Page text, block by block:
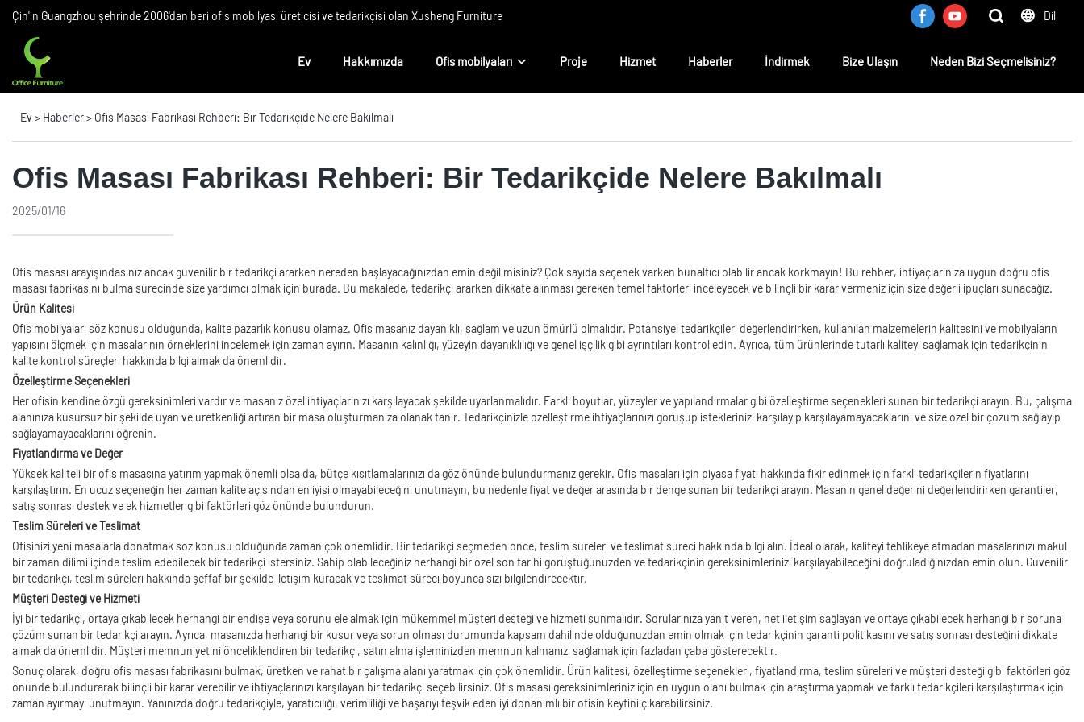
Çin'in Guangzhou şehrinde 2006'dan beri ofis mobilyası üreticisi ve tedarikçisi olan Xusheng Furniture Dil
Ev Hakkımızda Ofis mobilyaları Proje Hizmet Haberler İndirmek Bize Ulaşın Neden Bizi Seçmelisiniz?
Ev > Haberler> Ofis Masası Fabrikası Rehberi: Bir Tedarikçide Nelere Bakılmalı
Ofis Masası Fabrikası Rehberi: Bir Tedarikçide Nelere Bakılmalı
2025/01/16
Ofis masası arayışındasınız ancak güvenilir bir tedarikçi ararken nereden başlayacağınızdan emin değil misiniz? Çok sayıda seçenek varken bunaltıcı olabilir ancak korkmayın! Bu rehber, ihtiyaçlarınıza uygun doğru ofis
masası fabrikasını bulma sürecinde size yardımcı olmak için burada. Bu makalede, tedarikçi ararken dikkate alınması gereken temel faktörleri inceleyecek ve bilinçli bir karar vermeniz için size değerli ipuçları sunacağız.
Ürün Kalitesi
Ofis mobilyaları söz konusu olduğunda, kalite pazarlık konusu olamaz. Ofis masanız dayanıklı, sağlam ve uzun ömürlü olmalıdır. Potansiyel tedarikçileri değerlendirirken, kullanılan malzemelerin kalitesini ve mobilyaların
yapısını ölçmek için masalarının örneklerini incelemek için zaman ayırın. Masanın kalınlığı, yüzeyin dayanıklılığı ve genel işçilik gibi ayrıntıları kontrol edin. Ayrıca, tüm ürünlerinde tutarlı kaliteyi sağlamak için tedarikçinin
kalite kontrol süreçleri hakkında bilgi almak da önemlidir.
Özelleştirme Seçenekleri
Her ofisin kendine özgü gereksinimleri vardır ve masanız özel ihtiyaçlarınızı karşılayacak şekilde uyarlanmalıdır. Farklı boyutlar, yüzeyler ve yapılandırmalar gibi özelleştirme seçenekleri sunan bir tedarikçi arayın. Bu, çalışma
alanınıza kusursuz bir şekilde uyan ve üretkenliği artıran bir masa oluşturmanıza olanak tanır. Tedarikçinizle özelleştirme ihtiyaçlarınızı görüşüp isteklerinizi karşılayıp karşılayamayacaklarını ve size özel bir çözüm sağlayıp
sağlayamayacaklarını öğrenin.
Fiyatlandırma ve Değer
Yüksek kaliteli bir ofis masasına yatırım yapmak önemli olsa da, bütçe kısıtlamalarınızı da göz önünde bulundurmanız gerekir. Ofis masaları için piyasa fiyatı hakkında fikir edinmek için farklı tedarikçilerin fiyatlarını
karşılaştırın. En ucuz seçeneğin her zaman kalite açısından en iyisi olmayabileceğini unutmayın, bu nedenle fiyat ve değer arasında bir denge sunan bir tedarikçi arayın. Masanın genel değerini değerlendirirken garantiler,
satış sonrası destek ve ek hizmetler gibi faktörleri göz önünde bulundurun.
Teslim Süreleri ve Teslimat
Ofisinizi yeni masalarla donatmak söz konusu olduğunda zaman çok önemlidir. Bir tedarikçi seçmeden önce, teslim süreleri ve teslimat süreci hakkında bilgi alın. İdeal olarak, kaliteyi tehlikeye atmadan masalarınızı makul
bir zaman dilimi içinde teslim edebilecek bir tedarikçi istersiniz. Sahip olabileceğiniz herhangi bir özel son tarihi görüştüğünüzden ve tedarikçinin gereksinimlerinizi karşılayabileceğini doğruladığınızdan emin olun. Güvenilir
bir tedarikçi, teslim süreleri hakkında şeffaf bir şekilde iletişim kuracak ve teslimat süreci boyunca sizi bilgilendirecektir.
Müşteri Desteği ve Hizmeti
İyi bir tedarikçi, ortaya çıkabilecek herhangi bir endişe veya sorunu ele almak için mükemmel müşteri desteği ve hizmeti sunmalıdır. Sorularınıza yanıt veren, net iletişim sağlayan ve ortaya çıkabilecek herhangi bir soruna
çözüm sunan bir tedarikçi arayın. Ayrıca, masanızda herhangi bir kusur veya sorun olması durumunda kapsam dahilinde olduğunuzdan emin olmak için tedarikçinin garanti politikasını ve satış sonrası desteğini dikkate
almak da önemlidir. Müşteri memnuniyetini önceliklendiren bir tedarikçi, satın alma işleminizden memnun kalmanızı sağlamak için fazladan çaba gösterecektir.
Sonuç olarak, doğru ofis masası fabrikasını bulmak, üretken ve rahat bir çalışma alanı yaratmak için çok önemlidir. Ürün kalitesi, özelleştirme seçenekleri, fiyatlandırma, teslim süreleri ve müşteri desteği gibi faktörleri göz
önünde bulundurarak bilinçli bir karar verebilir ve ihtiyaçlarınızı karşılayan bir tedarikçi seçebilirsiniz. Ofis masası gereksinimleriniz için en uygun olanı bulmak için araştırma yapmak ve farklı tedarikçileri karşılaştırmak için
zaman ayırmayı unutmayın. Yanınızda doğru tedarikçiyle, yaratıcılığı, verimliliği ve başarıyı teşvik eden iyi donanımlı bir ofisin keyfini çıkarabilirsiniz.